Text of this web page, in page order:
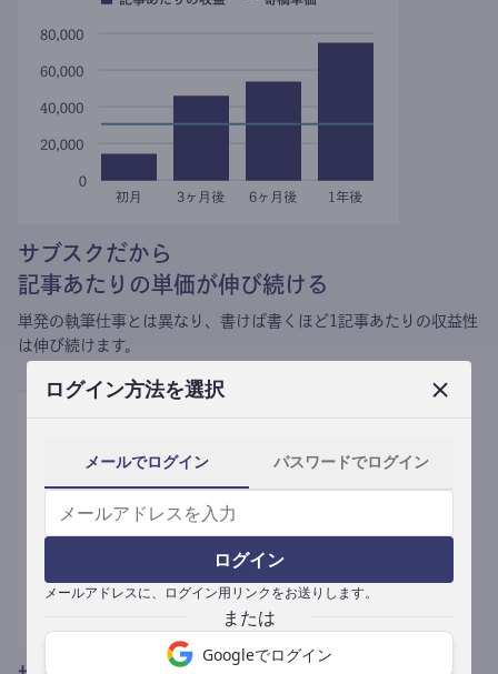
ログイン方法を選択
メールでログイン パスワードでログイン
ログイン
メールアドレスに、ログイン用リンクをお送りします。
Googleでログイン
サブスクだから
記事あたりの単価が伸び続ける
単発の執筆仕事とは異なり、 書けば書くほど1記事あたりの収益性
は伸び続けます。